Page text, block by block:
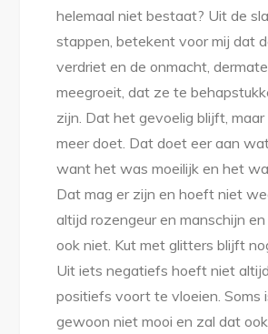
helemaal niet bestaat? Uit de
stappen, betekent voor mij dat
verdriet en de onmacht,
meegroeit, dat ze te
zijn. Dat het gevoelig blijft, maar
meer doet. Dat doet eer aan
want het was moeilijk en het
Dat mag er zijn en hoeft niet
altijd rozengeur en manschijn
ook niet. Kut met glitters blijft
Uit iets negatiefs hoeft niet
positiefs voort te vloeien. Soms
gewoon niet mooi en zal dat